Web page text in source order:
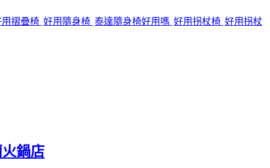
用摺疊椅 好用隨身椅 泰達隨身椅好用嗎 好用拐杖椅 好用拐杖
鍋店